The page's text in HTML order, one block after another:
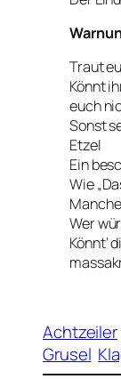
Traut
Könnt
euch
Sonst
Etzel
Ein
Wie
Wer
Könnt‘
Achtzeiler
Grusel